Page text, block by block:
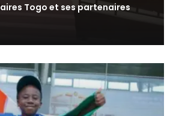
Togo et ses partenaires